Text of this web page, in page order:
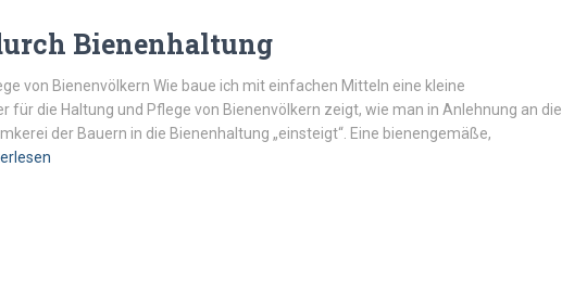
Bienenhaltung
von Bienenvölkern Wie baue ich mit einfachen Mitteln eine kleine
für die Haltung und Pflege von Bienenvölkern zeigt, wie man in Anlehnung an die
der Bauern in die Bienenhaltung „einsteigt“. Eine bienengemäße,